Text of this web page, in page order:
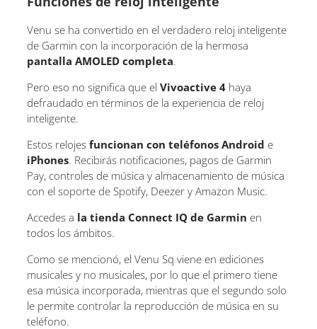
Venu se ha convertido en el verdadero reloj inteligente
de Garmin con la incorporación de la hermosa
pantalla AMOLED completa.
Pero eso no significa que el Vivoactive 4 haya
defraudado en términos de la experiencia de reloj
inteligente.
Estos relojes funcionan con teléfonos Android e
iPhones. Recibirás notificaciones, pagos de Garmin
Pay, controles de música y almacenamiento de música
con el soporte de Spotify, Deezer y Amazon Music.
Accedes a la tienda Connect IQ de Garmin en
todos los ámbitos.
Como se mencionó, el Venu Sq viene en ediciones
musicales y no musicales, por lo que el primero tiene
esa música incorporada, mientras que el segundo solo
le permite controlar la reproducción de música en su
teléfono.